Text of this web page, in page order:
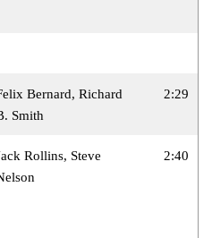
Bernard, Richard
Smith
2:29
Rollins, Steve
2:40